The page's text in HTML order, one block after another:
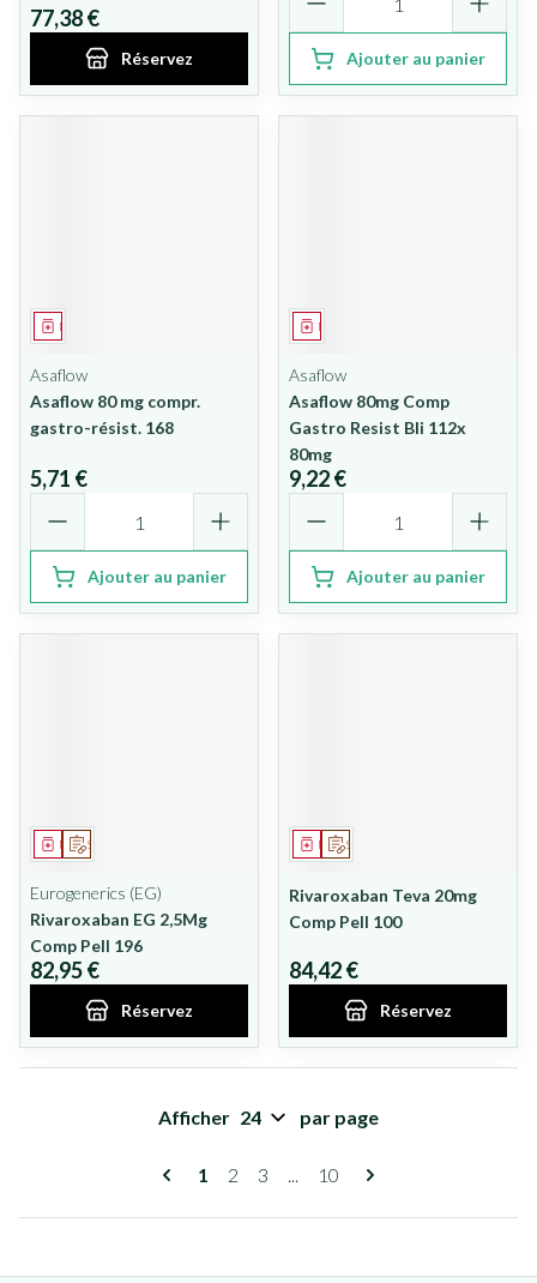
77,38 €
Réservez Ajouter au panier
Médicament
Asaflow
Asaflow 80 mg compr.
gastro-résist. 168
5,71 €
Ajouter au panier
Médicament
Asaflow
Asaflow 80mg Comp
Gastro Resist Bli 112x
80mg
9,22 €
Ajouter au panier
Sur prescription
Médicament
Eurogenerics (EG)
Rivaroxaban EG 2,5Mg
Comp Pell 196
82,95 €
Réservez
Sur prescription
Médicament
Rivaroxaban Teva 20mg
Comp Pell 100
84,42 €
Réservez
Vous lisez actuellement la page
1 Page
2 Page
3 ... Page
10
Afficher par page